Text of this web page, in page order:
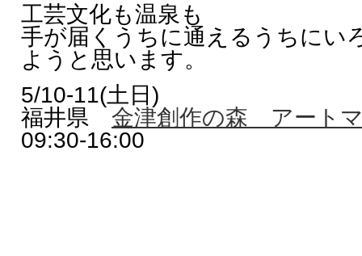
工芸文化も温泉も
手が届くうちに通えるうちにい
ようと思います。
5/10-11(土日)
福井県 金津創作の森 アート
09:30-16:00